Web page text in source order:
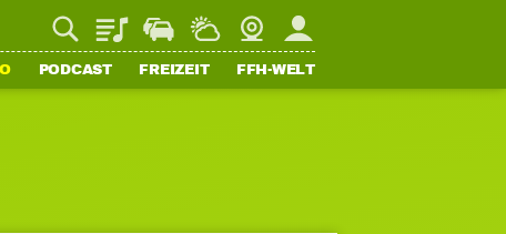
PlaylistStaupilotWetterWebcamMein FFH
PODCAST FREIZEIT FFH-WELT